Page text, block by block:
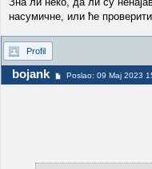
насумичне, или ће
Profil
bojank Poslao: 09 Maj 2023